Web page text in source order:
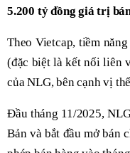
5.200 tỷ đồng giá trị
Theo Vietcap, tiềm
(đặc biệt là kết nối liên
của NLG, bên cạnh vị
Đầu tháng 11/2025,
Bản và bắt đầu mở bán